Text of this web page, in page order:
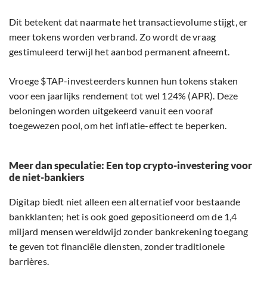
Dit betekent dat naarmate het transactievolume stijgt, er
meer tokens worden verbrand. Zo wordt de vraag
gestimuleerd terwijl het aanbod permanent afneemt.
Vroege $TAP-investeerders kunnen hun tokens staken
voor een jaarlijks rendement tot wel 124% (APR). Deze
beloningen worden uitgekeerd vanuit een vooraf
toegewezen pool, om het inflatie-effect te beperken.
Meer dan speculatie: Een top crypto-investering voor
de niet-bankiers
Digitap biedt niet alleen een alternatief voor bestaande
bankklanten; het is ook goed gepositioneerd om de 1,4
miljard mensen wereldwijd zonder bankrekening toegang
te geven tot financiële diensten, zonder traditionele
barrières.